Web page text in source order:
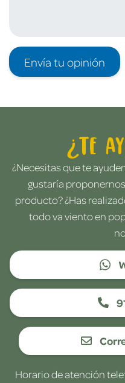
Envía tu opinión
¿Te
¿Necesitas que te
gustaría
producto? ¿Has
todo va viento en
Horario de atención